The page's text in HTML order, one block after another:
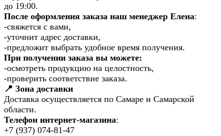
до 19:00.
После оформления заказа наш менеджер Елена:
-свяжется с вами,
-уточнит адрес доставки,
-предложит выбрать удобное время получения.
При получении заказа вы можете:
-осмотреть продукцию на целостность,
-проверить соответствие заказа.
📍 Зона доставки
Доставка осуществляется по Самаре и Самарской
области.
Телефон интернет-магазина:
+7 (937) 074-81-47